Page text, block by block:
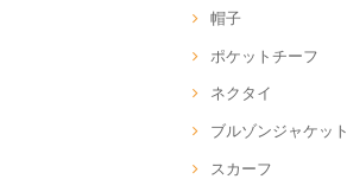
帽子
ポケットチーフ
ネクタイ
ブルゾンジャケット
スカーフ